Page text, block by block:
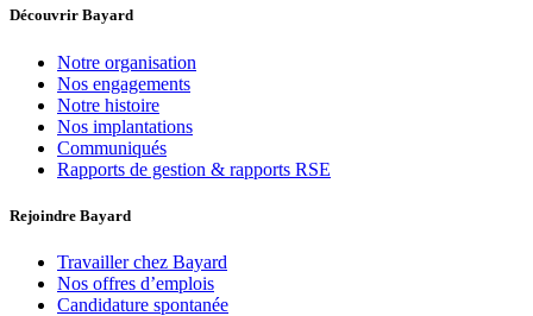
Découvrir Bayard
Notre organisation
Nos engagements
Notre histoire
Nos implantations
Communiqués
Rapports de gestion & rapports RSE
Rejoindre Bayard
Travailler chez Bayard
Nos offres d’emplois
Candidature spontanée